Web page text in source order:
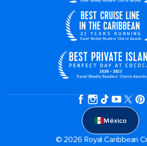
México
© 2026 Royal Caribbean